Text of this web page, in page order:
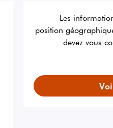
Les
position
devez vous